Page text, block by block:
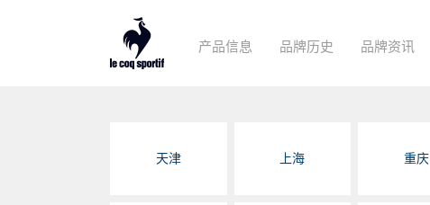
产品信息 品牌历史 品牌资讯
天津 上海 重庆